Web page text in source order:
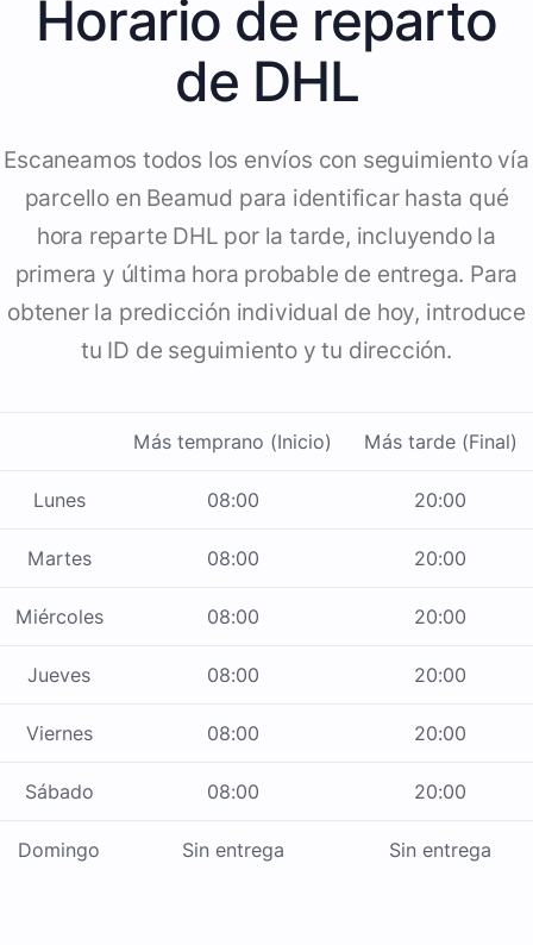
Horario de reparto
de DHL
Escaneamos todos los envíos con seguimiento vía
parcello en Beamud para identificar hasta qué
hora reparte DHL por la tarde, incluyendo la
primera y última hora probable de entrega. Para
obtener la predicción individual de hoy, introduce
tu ID de seguimiento y tu dirección.
Más temprano (Inicio) Más tarde (Final)
Lunes 08:00 20:00
Martes 08:00 20:00
Miércoles 08:00 20:00
Jueves 08:00 20:00
Viernes 08:00 20:00
Sábado 08:00 20:00
Domingo Sin entrega Sin entrega